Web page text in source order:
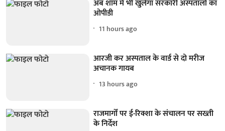
अब शाम में भी खुलेगा सरकारी अस्पतालों का
ओपीडी
11 hours ago
आरजी कर अस्पताल के वार्ड से दो मरीज
अचानक गायब
13 hours ago
राजमार्गों पर ई-रिक्शा के संचालन पर सख्ती
के निर्देश